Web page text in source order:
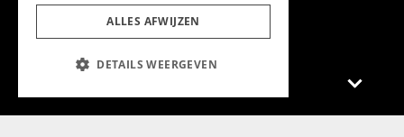
Aanmelden nieuwsbrief
ALLES AFWIJZEN
DETAILS WEERGEVEN